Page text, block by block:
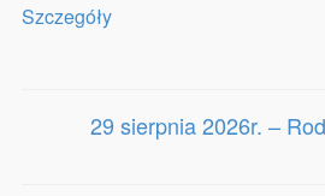
Szczegóły
29 sierpnia 2026r. –